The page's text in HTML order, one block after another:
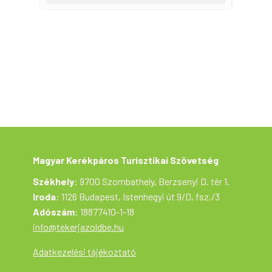
Magyar Kerékpáros Turisztikai Szövetség
Székhely: 9700 Szombathely, Berzsenyi D. tér 1.
Iroda: 1126 Budapest, Istenhegyi út 9/D, fsz./3
Adószám: 18877410-1-18
info@tekerjazoldbe.hu
Adatkezelési tájékoztató